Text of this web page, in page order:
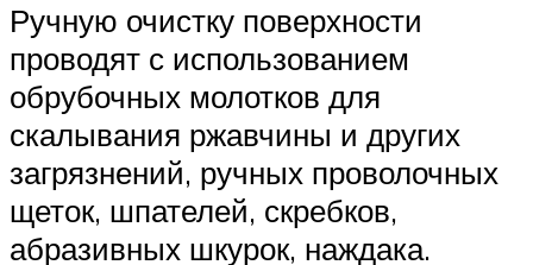
Ручную очистку поверхности
проводят с использованием
обрубочных молотков для
скалывания ржавчины и других
загрязнений, ручных проволочных
щеток, шпателей, скребков,
абразивных шкурок, наждака.